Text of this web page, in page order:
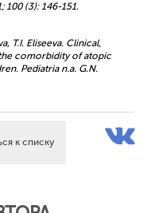
100 (3): 146-151.
T.I. Eliseeva. Clinical,
comorbidity of atopic
Pediatria n.a. G.N.
к списку